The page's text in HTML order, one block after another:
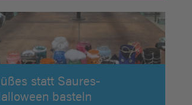
statt Saures-
basteln